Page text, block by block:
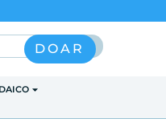
Pesquisar
DOAR